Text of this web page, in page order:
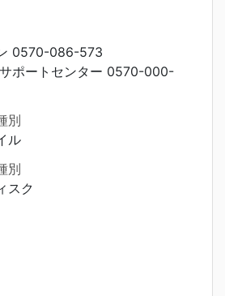
0570-086-573
ポートセンター 0570-000-
別
ル
別
スク